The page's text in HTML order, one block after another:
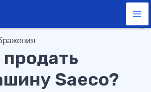
Saeco
Saeco?